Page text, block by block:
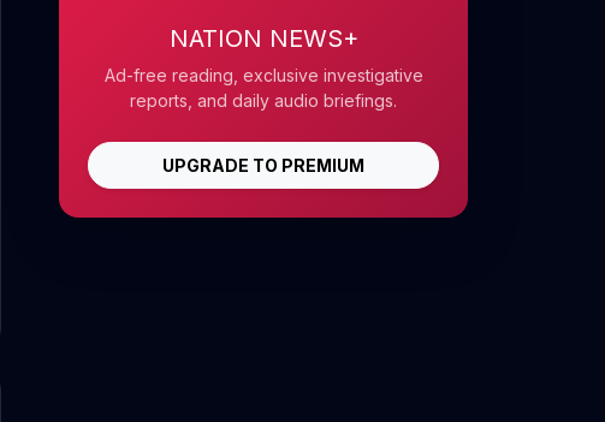
NATION NEWS+
Ad-free reading, exclusive investigative
reports, and daily audio briefings.
UPGRADE TO PREMIUM